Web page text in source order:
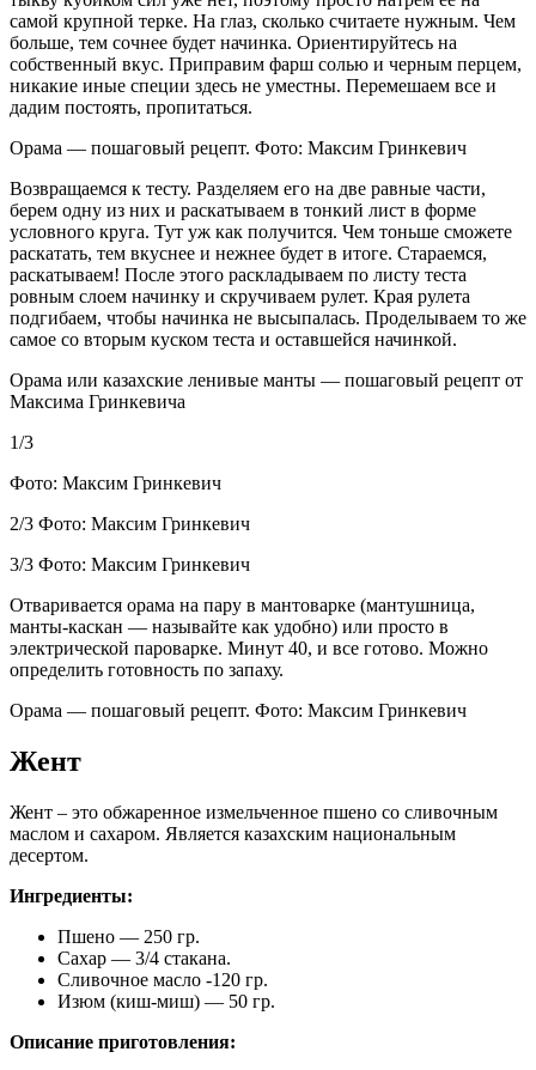
самой крупной терке. На глаз, сколько считаете нужным. Чем
больше, тем сочнее будет начинка. Ориентируйтесь на
собственный вкус. Приправим фарш солью и черным перцем,
никакие иные специи здесь не уместны. Перемешаем все и
дадим постоять, пропитаться.
Орама — пошаговый рецепт. Фото: Максим Гринкевич
Возвращаемся к тесту. Разделяем его на две равные части,
берем одну из них и раскатываем в тонкий лист в форме
условного круга. Тут уж как получится. Чем тоньше сможете
раскатать, тем вкуснее и нежнее будет в итоге. Стараемся,
раскатываем! После этого раскладываем по листу теста
ровным слоем начинку и скручиваем рулет. Края рулета
подгибаем, чтобы начинка не высыпалась. Проделываем то же
самое со вторым куском теста и оставшейся начинкой.
Орама или казахские ленивые манты — пошаговый рецепт от
Максима Гринкевича
1/3
Фото: Максим Гринкевич
2/3 Фото: Максим Гринкевич
3/3 Фото: Максим Гринкевич
Отваривается орама на пару в мантоварке (мантушница,
манты-каскан — называйте как удобно) или просто в
электрической пароварке. Минут 40, и все готово. Можно
определить готовность по запаху.
Орама — пошаговый рецепт. Фото: Максим Гринкевич
Жент
Жент – это обжаренное измельченное пшено со сливочным
маслом и сахаром. Является казахским национальным
десертом.
Ингредиенты:
Пшено — 250 гр.
Сахар — 3/4 стакана.
Сливочное масло -120 гр.
Изюм (киш-миш) — 50 гр.
Описание приготовления: